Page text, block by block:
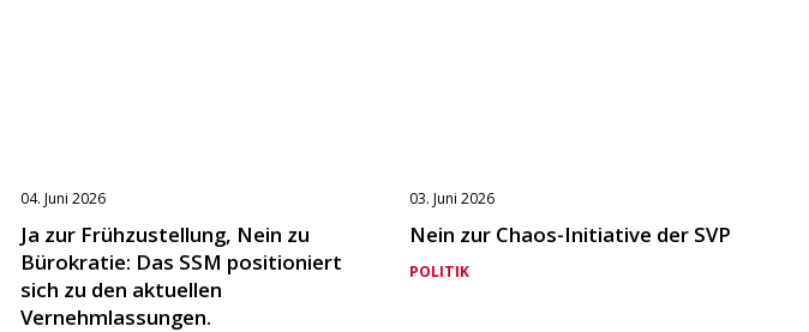
04. Juni 2026
Ja zur Frühzustellung, Nein zu
Bürokratie: Das SSM positioniert
sich zu den aktuellen
Vernehmlassungen.
03. Juni 2026
Nein zur Chaos-Initiative der SVP
POLITIK